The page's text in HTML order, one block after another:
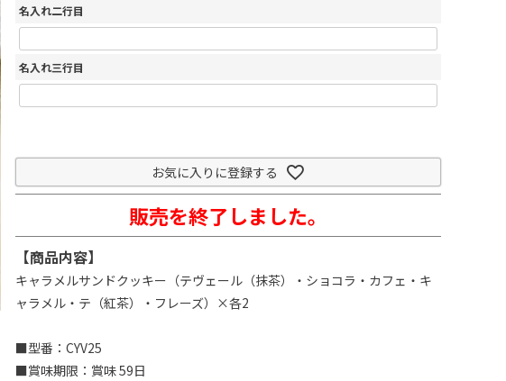
名入れ二行目
名入れ三行目
お気に入りに登録する
販売を終了しました。
【商品内容】
キャラメルサンドクッキー（テヴェール（抹茶）・ショコラ・カフェ・キ
ャラメル・テ（紅茶）・フレーズ）×各2
■型番：CYV25
■賞味期限：賞味 59日